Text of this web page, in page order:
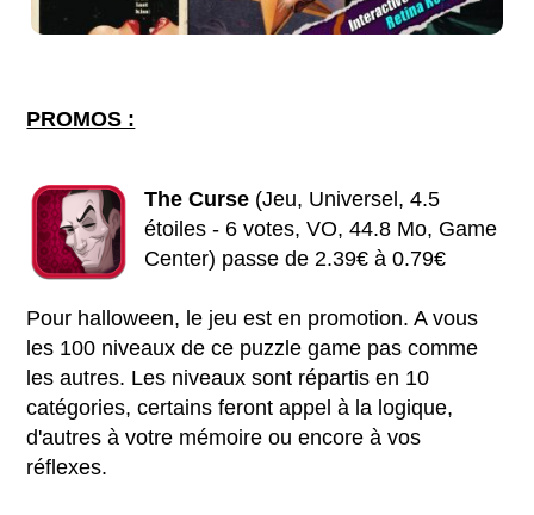
PROMOS :
The Curse (Jeu, Universel, 4.5
étoiles - 6 votes, VO, 44.8 Mo, Game
Center) passe de 2.39€ à 0.79€
Pour halloween, le jeu est en promotion. A vous
les 100 niveaux de ce puzzle game pas comme
les autres. Les niveaux sont répartis en 10
catégories, certains feront appel à la logique,
d'autres à votre mémoire ou encore à vos
réflexes.